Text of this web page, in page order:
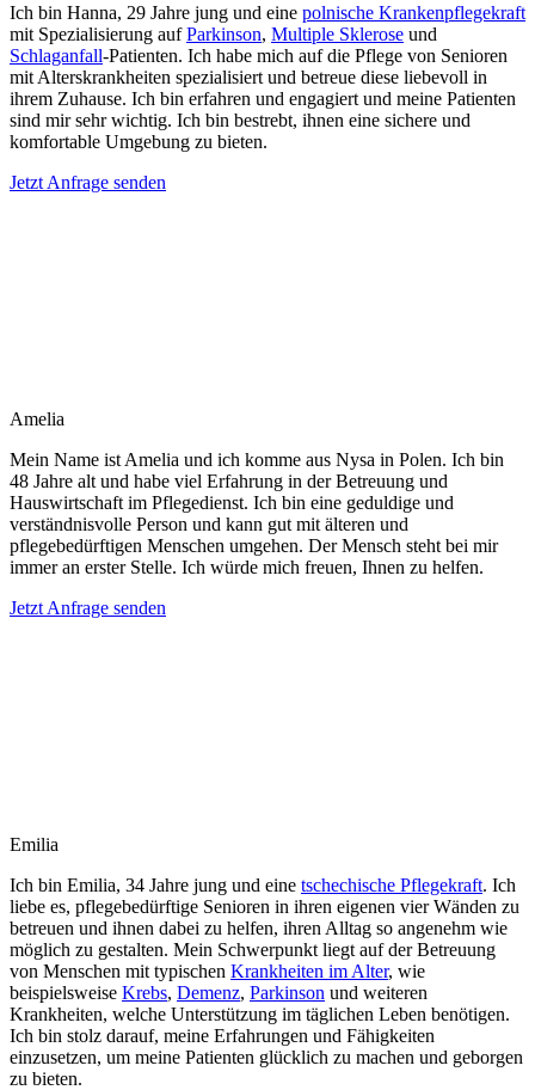
Ich bin Hanna, 29 Jahre jung und eine polnische Krankenpflegekraft
mit Spezialisierung aufParkinson, Multiple Sklerose und
Schlaganfall-Patienten. Ich habe mich auf die Pflege von Senioren
mit Alterskrankheiten spezialisiert und betreue diese liebevoll in
ihrem Zuhause. Ich bin erfahren und engagiert und meine Patienten
sind mir sehr wichtig. Ich bin bestrebt, ihnen eine sichere und
komfortable Umgebung zu bieten.
Jetzt Anfrage senden
Amelia
Mein Name ist Amelia und ich komme aus Nysa in Polen. Ich bin
48 Jahre alt und habe viel Erfahrung in der Betreuung und
Hauswirtschaft im Pflegedienst. Ich bin eine geduldige und
verständnisvolle Person und kann gut mit älteren und
pflegebedürftigen Menschen umgehen. Der Mensch steht bei mir
immer an erster Stelle. Ich würde mich freuen, Ihnen zu helfen.
Jetzt Anfrage senden
Emilia
Ich bin Emilia, 34 Jahre jung und eine tschechische Pflegekraft. Ich
liebe es, pflegebedürftige Senioren in ihren eigenen vier Wänden zu
betreuen und ihnen dabei zu helfen, ihren Alltag so angenehm wie
möglich zu gestalten. Mein Schwerpunkt liegt auf der Betreuung
von Menschen mit typischen Krankheiten im Alter, wie
beispielsweise Krebs, Demenz, Parkinson und weiteren
Krankheiten, welche Unterstützung im täglichen Leben benötigen.
Ich bin stolz darauf, meine Erfahrungen und Fähigkeiten
einzusetzen, um meine Patienten glücklich zu machen und geborgen
zu bieten.